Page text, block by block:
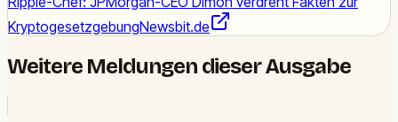
KryptogesetzgebungNewsbit.de
Weitere Meldungen dieser Ausgabe